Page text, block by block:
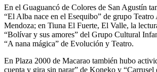
En el Guaguancó de Colores de San Agustín
“El Alba nace en el Esequibo” de grupo
Mendoza; en Tiuna El Fuerte, El Valle, la
“Bolívar y sus amores” del Grupo Cultural
“A nana mágica” de Evolución y Teatro.
En Plaza 2000 de Macarao también hubo
cuenta y gira sin parar” de Koneko y “Carrusel